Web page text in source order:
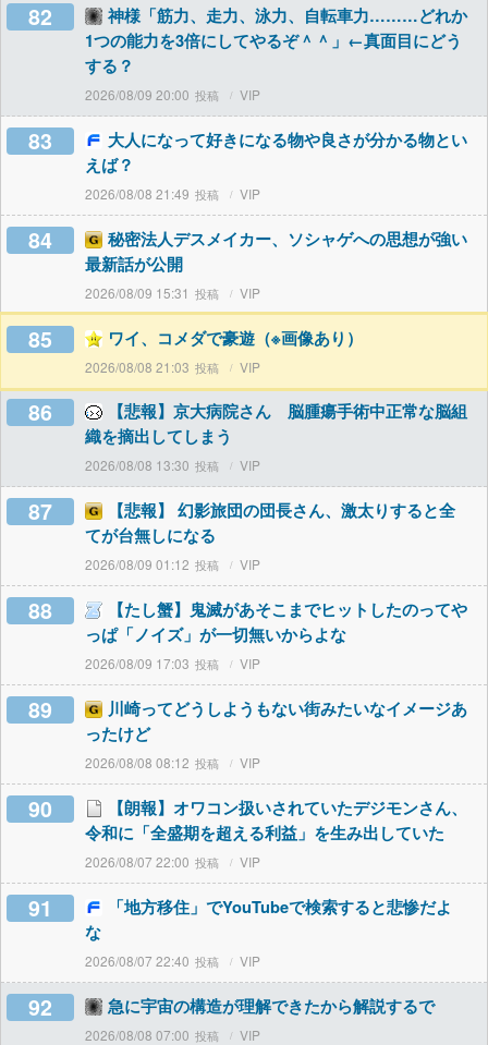
82
神様「筋力、走力、泳力、自転車力………どれか
1つの能力を3倍にしてやるぞ＾＾」←真面目にどう
する？
2026/08/09 20:00 VIP
83
大人になって好きになる物や良さが分かる物とい
えば？
2026/08/08 21:49 VIP
84
秘密法人デスメイカー、ソシャゲへの思想が強い
最新話が公開
2026/08/09 15:31 VIP
85 ワイ、コメダで豪遊（※画像あり）
2026/08/08 21:03 VIP
86
【悲報】京大病院さん 脳腫瘍手術中正常な脳組
織を摘出してしまう
2026/08/08 13:30 VIP
87
【悲報】 幻影旅団の団長さん、激太りすると全
てが台無しになる
2026/08/09 01:12 VIP
88
【たし蟹】鬼滅があそこまでヒットしたのってや
っぱ「ノイズ」が一切無いからよな
2026/08/09 17:03 VIP
89
川崎ってどうしようもない街みたいなイメージあ
ったけど
2026/08/08 08:12 VIP
90
【朗報】オワコン扱いされていたデジモンさん、
令和に「全盛期を超える利益」を生み出していた
2026/08/07 22:00 VIP
91
「地方移住」でYouTubeで検索すると悲惨だよ
な
2026/08/07 22:40 VIP
92 急に宇宙の構造が理解できたから解説するで
2026/08/08 07:00 VIP